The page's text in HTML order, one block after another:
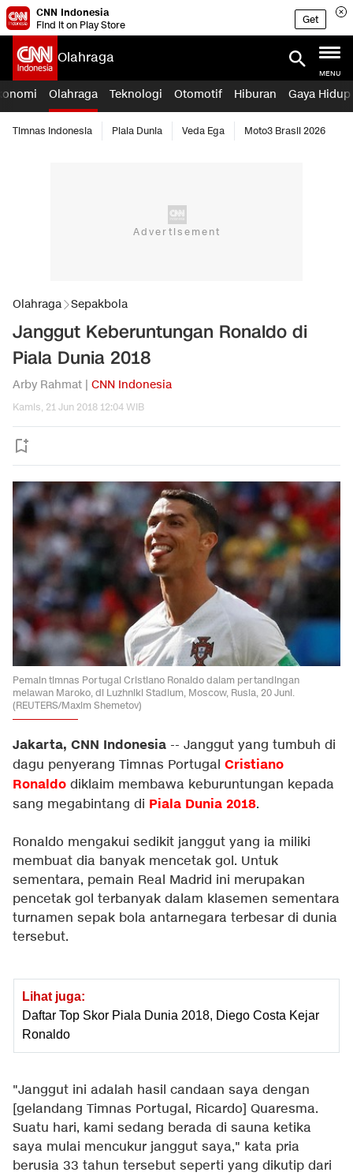
CNN Indonesia
Find it on Play Store
Get
Olahraga
MENU
Olahraga Teknologi Otomotif Hiburan Gaya Hidup
Timnas Indonesia Piala Dunia Veda Ega Moto3 Brasil 2026
Olahraga Sepakbola
Janggut Keberuntungan Ronaldo di
Piala Dunia 2018
Arby Rahmat | CNN Indonesia
Kamis, 21 Jun 2018 12:04 WIB
Pemain timnas Portugal Cristiano Ronaldo dalam pertandingan
melawan Maroko, di Luzhniki Stadium, Moscow, Rusia, 20 Juni.
(REUTERS/Maxim Shemetov)
Jakarta, CNN Indonesia -- Janggut yang tumbuh di
dagu penyerang Timnas Portugal Cristiano
Ronaldo diklaim membawa keburuntungan kepada
sang megabintang di Piala Dunia 2018.
Ronaldo mengakui sedikit janggut yang ia miliki
membuat dia banyak mencetak gol. Untuk
sementara, pemain Real Madrid ini merupakan
pencetak gol terbanyak dalam klasemen sementara
turnamen sepak bola antarnegara terbesar di dunia
tersebut.
Lihat juga:
Daftar Top Skor Piala Dunia 2018, Diego Costa Kejar
Ronaldo
"Janggut ini adalah hasil candaan saya dengan
[gelandang Timnas Portugal, Ricardo] Quaresma.
Suatu hari, kami sedang berada di sauna ketika
saya mulai mencukur janggut saya," kata pria
berusia 33 tahun tersebut seperti yang dikutip dari